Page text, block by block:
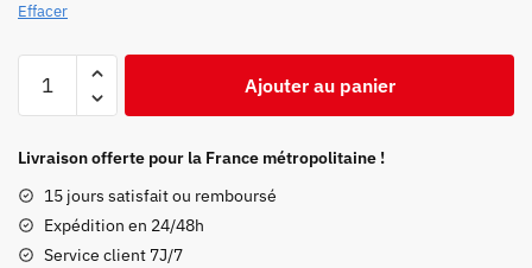
Effacer
Demon
Tout
Réunis
Ajouter au panier
Livraison offerte pour la France métropolitaine !
15 jours satisfait ou remboursé
Expédition en 24/48h
Service client 7J/7